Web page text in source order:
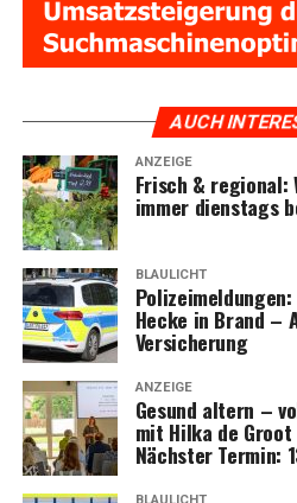
AUCH
ANZEIGE
Frisch & regio­nal:
immer diens­tags
BLAULICHT
Hecke in Brand –
Versicherung
ANZEIGE
Gesund altern –
mit Hil­ka de
Nächs­ter Ter­min:
BLAULICHT